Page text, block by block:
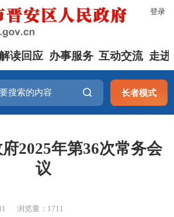
登录
读回应 办事服务 互动交流 走进
长者模式
2025年第36次常务会
议
浏览量：1711